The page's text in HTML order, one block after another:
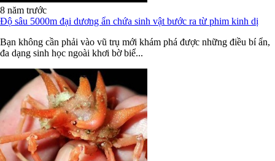
8 năm trước
Độ sâu 5000m đại dương ẩn chứa sinh vật bước ra từ phim kinh dị
Bạn không cần phải vào vũ trụ mới khám phá được những điều bí ẩn,
đa dạng sinh học ngoài khơi bờ biể...